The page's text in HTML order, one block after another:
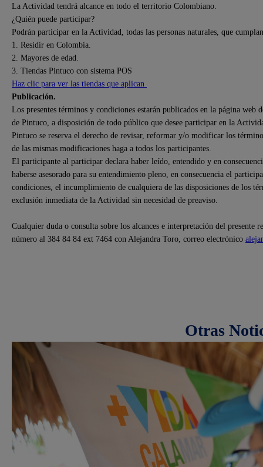
La Actividad tendrá alcance en todo el territorio Colombiano.
¿Quién puede participar?
Podrán participar en la Actividad, todas las personas naturales, que
1. Residir en Colombia.
2. Mayores de edad.
3. Tiendas Pintuco con sistema POS
Haz clic para ver las tiendas que aplican
Publicación.
Los presentes términos y condiciones estarán publicados en la página web
de Pintuco, a disposición de todo público que desee participar en la
Pintuco se reserva el derecho de revisar, reformar y/o modificar los
de las mismas modificaciones haga a todos los participantes.
El participante al participar declara haber leído, entendido y en
haberse asesorado para su entendimiento pleno, en consecuencia el
condiciones, el incumplimiento de cualquiera de las disposiciones de los
exclusión inmediata de la Actividad sin necesidad de preaviso.
Cualquier duda o consulta sobre los alcances e interpretación del presente
número al 384 84 84 ext 7464 con Alejandra Toro, correo electrónico
Otras